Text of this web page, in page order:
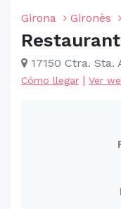
Girona Gironès
17150 Ctra. Sta.
Cómo llegar | Ver